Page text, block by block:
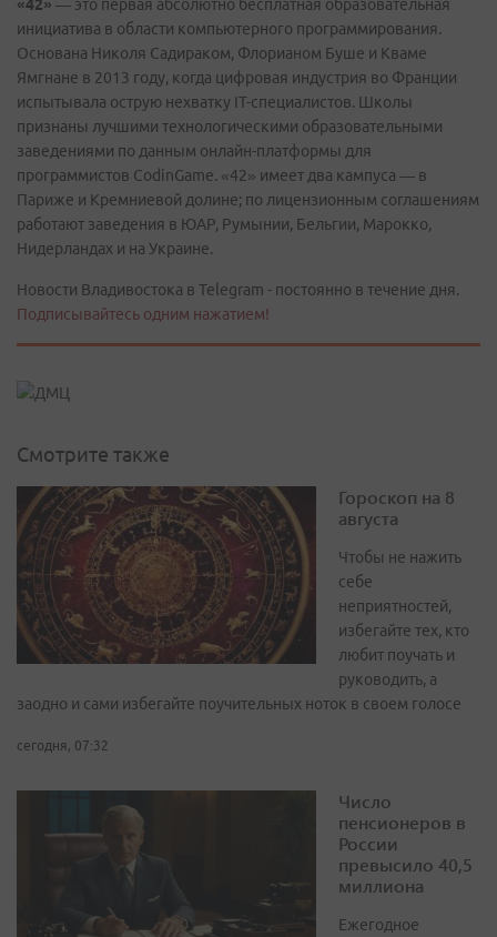
«42» — это первая абсолютно бесплатная образовательная
инициатива в области компьютерного программирования.
Основана Николя Садираком, Флорианом Буше и Кваме
Ямгнане в 2013 году, когда цифровая индустрия во Франции
испытывала острую нехватку IT-специалистов. Школы
признаны лучшими технологическими образовательными
заведениями по данным онлайн-платформы для
программистов CodinGame. «42» имеет два кампуса — в
Париже и Кремниевой долине; по лицензионным соглашениям
работают заведения в ЮАР, Румынии, Бельгии, Марокко,
Нидерландах и на Украине.
Новости Владивостока в Telegram - постоянно в течение дня.
Подписывайтесь одним нажатием!
Смотрите также
Гороскоп на 8
августа
Чтобы не нажить
себе
неприятностей,
избегайте тех, кто
любит поучать и
руководить, а
заодно и сами избегайте поучительных ноток в своем голосе
сегодня, 07:32
Число
пенсионеров в
России
превысило 40,5
миллиона
Ежегодное